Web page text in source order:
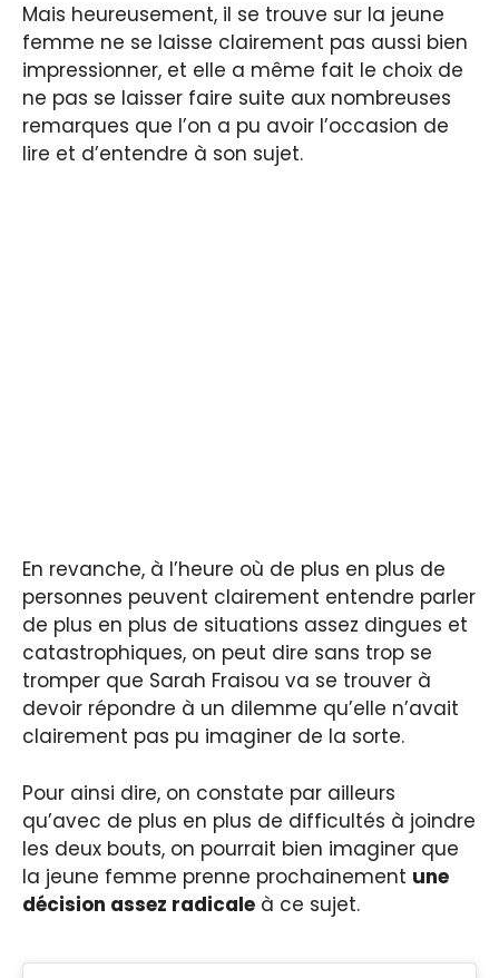
Mais heureusement, il se trouve sur la jeune
femme ne se laisse clairement pas aussi bien
impressionner, et elle a même fait le choix de
ne pas se laisser faire suite aux nombreuses
remarques que l’on a pu avoir l’occasion de
lire et d’entendre à son sujet.
En revanche, à l’heure où de plus en plus de
personnes peuvent clairement entendre parler
de plus en plus de situations assez dingues et
catastrophiques, on peut dire sans trop se
tromper que Sarah Fraisou va se trouver à
devoir répondre à un dilemme qu’elle n’avait
clairement pas pu imaginer de la sorte.
Pour ainsi dire, on constate par ailleurs
qu’avec de plus en plus de difficultés à joindre
les deux bouts, on pourrait bien imaginer que
la jeune femme prenne prochainement une
décision assez radicale à ce sujet.